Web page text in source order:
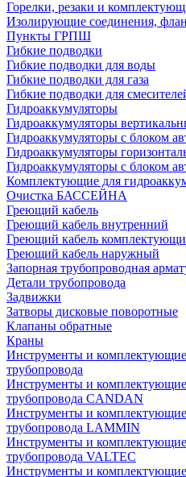
Горелки, резаки и
Изолирующие соединения,
Пункты ГРПШ
Гибкие подводки
Гибкие подводки для воды
Гибкие подводки для газа
Гибкие подводки для
Гидроаккумуляторы
Гидроаккумуляторы
Гидроаккумуляторы с блоком
Гидроаккумуляторы
Гидроаккумуляторы с блоком
Комплектующие для
Очистка БАССЕЙНА
Греющий кабель
Греющий кабель внутренний
Греющий кабель
Греющий кабель наружный
Запорная трубопроводная
Детали трубопровода
Задвижки
Затворы дисковые поворотные
Клапаны обратные
Краны
Инструменты и
трубопровода
Инструменты и
трубопровода CANDAN
Инструменты и
трубопровода LAMMIN
Инструменты и
трубопровода VALTEC
Инструменты и